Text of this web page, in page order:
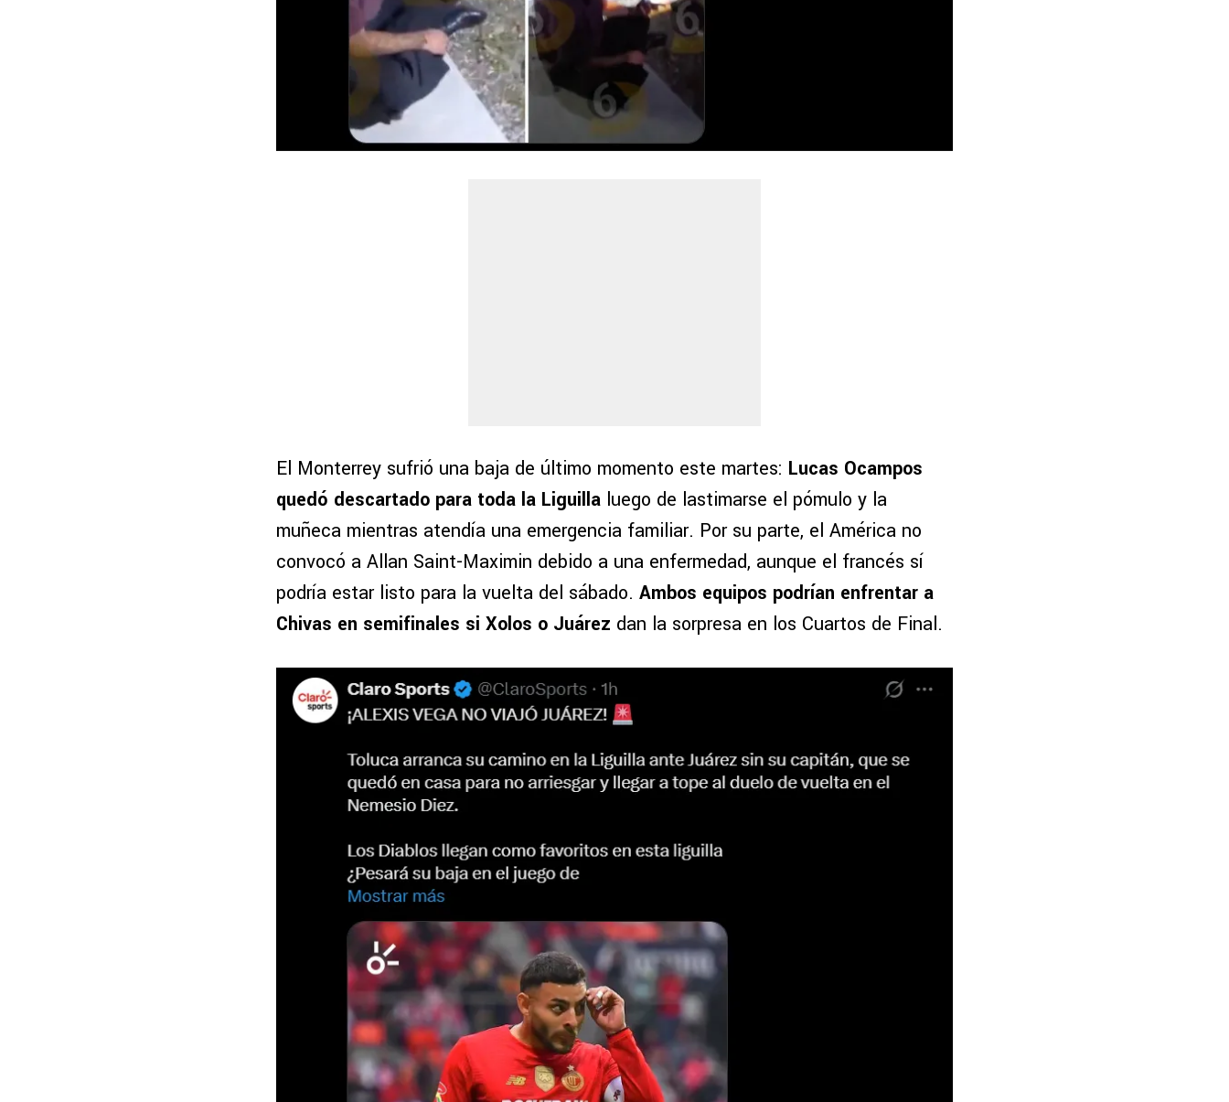
El Monterrey sufrió una baja de último momento este martes: Lucas Ocampos
quedó descartado para toda la Liguilla luego de lastimarse el pómulo y la
muñeca mientras atendía una emergencia familiar. Por su parte, el América no
convocó a Allan Saint-Maximin debido a una enfermedad, aunque el francés sí
podría estar listo para la vuelta del sábado. Ambos equipos podrían enfrentar a
Chivas en semifinales si Xolos o Juárez dan la sorpresa en los Cuartos de Final.